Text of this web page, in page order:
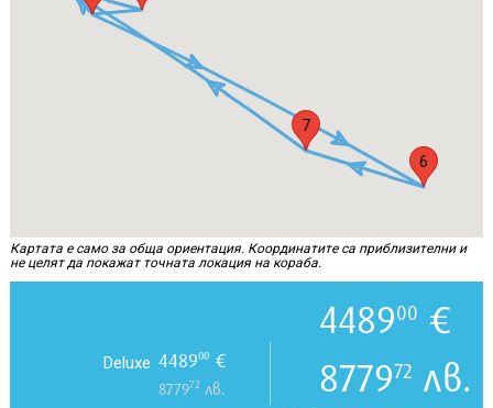
6
7
Картата е само за обща ориентация. Координатите са приблизителни и
не целят да покажат точната локация на кораба.
Deluxe 448900€
877972лв.
448900 €
877972 лв.